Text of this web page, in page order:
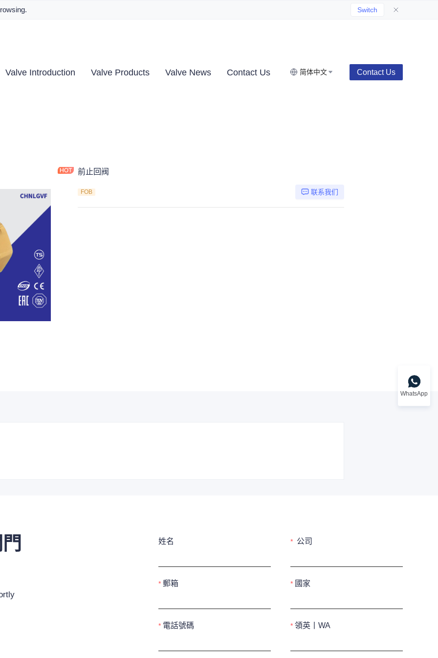
Switch
Valve Introduction Valve Products Valve News Contact Us 简体中文 Contact Us
前止回阀
FOB 联系我们
姓名 公司
郵箱 國家
電話號碼 領英丨WA
WhatsApp